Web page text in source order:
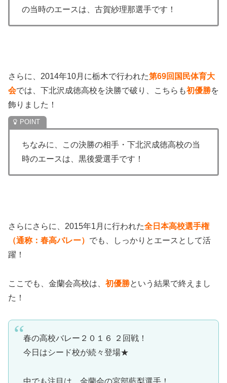
の当時のエースは、古賀紗理那選手です！
さらに、2014年10月に栃木で行われた第69回国民体育大
会では、下北沢成徳高校を決勝で破り、こちらも初優勝を
飾りました！
ちなみに、この決勝の相手・下北沢成徳高校の当
時のエースは、黒後愛選手です！
さらにさらに、2015年1月に行われた全日本高校選手権
（通称：春高バレー） でも、しっかりとエースとして活
躍！
ここでも、金蘭会高校は、 初優勝という結果で終えまし
た！
春の高校バレー２０１６ ２回戦！
今日はシード校が続々登場★
中でも注目は、金蘭会の宮部藍梨選手！